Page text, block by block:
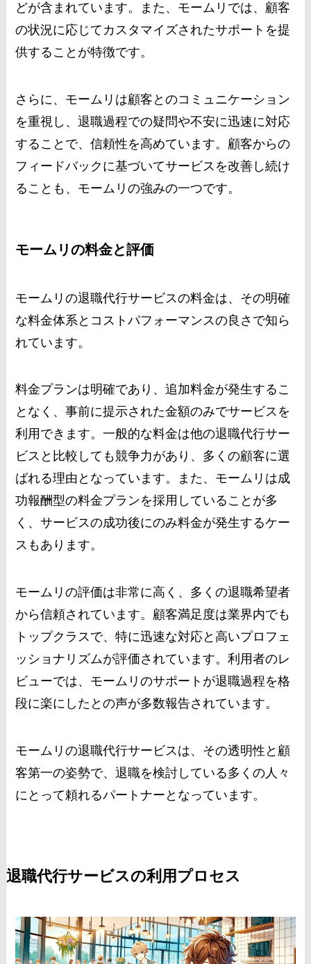
どが含まれています。また、モームリでは、顧客
の状況に応じてカスタマイズされたサポートを提
供することが特徴です。
さらに、モームリは顧客とのコミュニケーション
を重視し、退職過程での疑問や不安に迅速に対応
することで、信頼性を高めています。顧客からの
フィードバックに基づいてサービスを改善し続け
ることも、モームリの強みの一つです。
モームリの料金と評価
モームリの退職代行サービスの料金は、その明確
な料金体系とコストパフォーマンスの良さで知ら
れています。
料金プランは明確であり、追加料金が発生するこ
となく、事前に提示された金額のみでサービスを
利用できます。一般的な料金は他の退職代行サー
ビスと比較しても競争力があり、多くの顧客に選
ばれる理由となっています。また、モームリは成
功報酬型の料金プランを採用していることが多
く、サービスの成功後にのみ料金が発生するケー
スもあります。
モームリの評価は非常に高く、多くの退職希望者
から信頼されています。顧客満足度は業界内でも
トップクラスで、特に迅速な対応と高いプロフェ
ッショナリズムが評価されています。利用者のレ
ビューでは、モームリのサポートが退職過程を格
段に楽にしたとの声が多数報告されています。
モームリの退職代行サービスは、その透明性と顧
客第一の姿勢で、退職を検討している多くの人々
にとって頼れるパートナーとなっています。
退職代行サービスの利用プロセス